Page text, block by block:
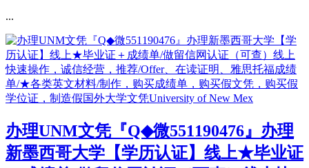
...
办理UNM文凭『Q◆微551190476』办理
新墨西哥大学【学历认证】线上★毕业证